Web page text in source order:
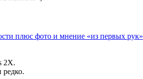
плюс фото и мнение «из первых рук»
2X.
редко.